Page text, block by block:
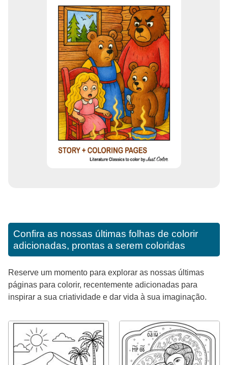
Confira as nossas últimas folhas de colorir
adicionadas, prontas a serem coloridas
Reserve um momento para explorar as nossas últimas
páginas para colorir, recentemente adicionadas para
inspirar a sua criatividade e dar vida à sua imaginação.